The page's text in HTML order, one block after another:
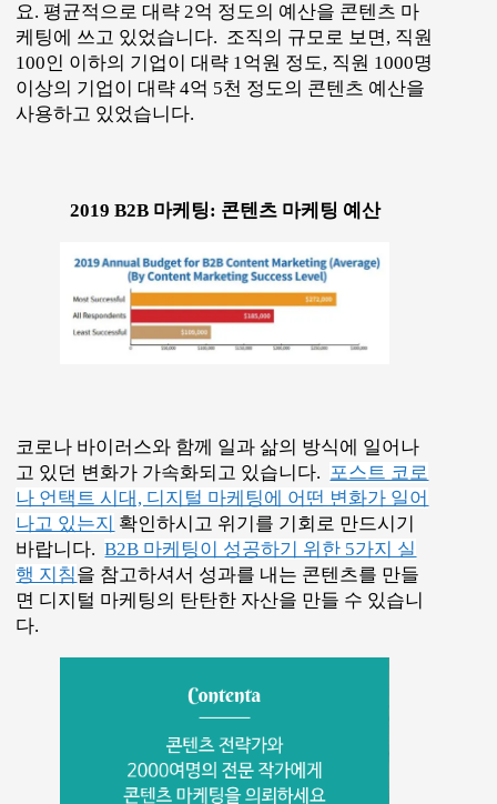
요. 평균적으로 대략 2억 정도의 예산을 콘텐츠 마
케팅에 쓰고 있었습니다. 조직의 규모로 보면, 직원
100인 이하의 기업이 대략 1억원 정도, 직원 1000명
이상의 기업이 대략 4억 5천 정도의 콘텐츠 예산을
사용하고 있었습니다.
2019 B2B 마케팅: 콘텐츠 마케팅 예산
코로나 바이러스와 함께 일과 삶의 방식에 일어나
고 있던 변화가 가속화되고 있습니다. 포스트 코로
나 언택트 시대, 디지털 마케팅에 어떤 변화가 일어
나고 있는지 확인하시고 위기를 기회로 만드시기
바랍니다.B2B 마케팅이 성공하기 위한 5가지 실
행 지침을 참고하셔서 성과를 내는 콘텐츠를 만들
면 디지털 마케팅의 탄탄한 자산을 만들 수 있습니
다.